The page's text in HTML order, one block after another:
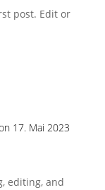
post. Edit or
17. Mai 2023
editing, and